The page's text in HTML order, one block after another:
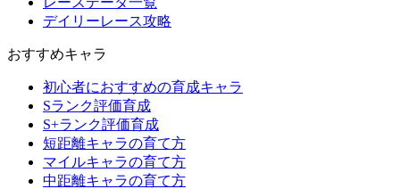
デイリーレース攻略
おすすめキャラ
初心者におすすめの育成キャラ
Sランク評価育成
S+ランク評価育成
短距離キャラの育て方
マイルキャラの育て方
中距離キャラの育て方